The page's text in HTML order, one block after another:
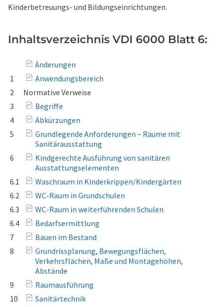
Kinderbetreuungs- und Bildungseinrichtungen.
Inhaltsverzeichnis VDI 6000 Blatt 6:
Änderungen
1
Anwendungsbereich
2
Normative Verweise
3
Begriffe
4
Abkürzungen
5
Grundlegende Anforderungen – Räume mit
Sanitärausstattung
6
Kindgerechte Ausführung von sanitären
Ausstattungselementen
6.1
Waschraum in Kinderkrippen/Kindergärten
6.2
WC-Raum in Grundschulen
6.3
WC-Raum in weiterführenden Schulen
6.4
Bedarfsermittlung
7
Bauen im Bestand
8
Grundrissplanung, Bewegungsflächen,
Verkehrsflächen, Maße und Montagehöhen,
Abstände
9
Raumausführung
10
Sanitärtechnik